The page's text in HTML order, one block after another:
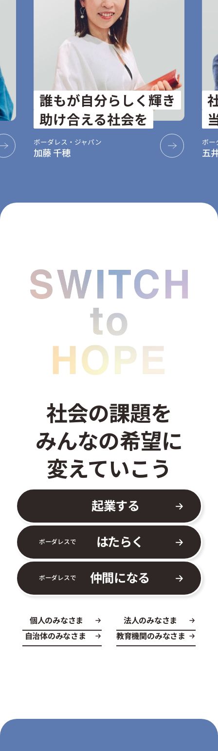
社会を照らす仕事が
当たり前になる未来へ
ボーダレス・ジャパン
五井 健登
LIB
大
社会の課題を
みんなの希望に
変えていこう
起業する
ボーダレスで はたらく
ボーダレスで 仲間になる
個人のみなさま
法人のみなさま
自治体のみなさま
教育機関のみなさま